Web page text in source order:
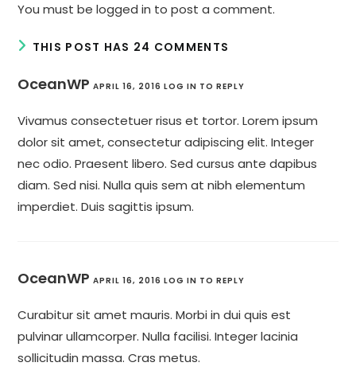
You must belogged in to post a comment.
THIS POST HAS 24 COMMENTS
OceanWP APRIL 16, 2016 LOG IN TO REPLY
Vivamus consectetuer risus et tortor. Lorem ipsum
dolor sit amet, consectetur adipiscing elit. Integer
nec odio. Praesent libero. Sed cursus ante dapibus
diam. Sed nisi. Nulla quis sem at nibh elementum
imperdiet. Duis sagittis ipsum.
OceanWP APRIL 16, 2016 LOG IN TO REPLY
Curabitur sit amet mauris. Morbi in dui quis est
pulvinar ullamcorper. Nulla facilisi. Integer lacinia
sollicitudin massa. Cras metus.